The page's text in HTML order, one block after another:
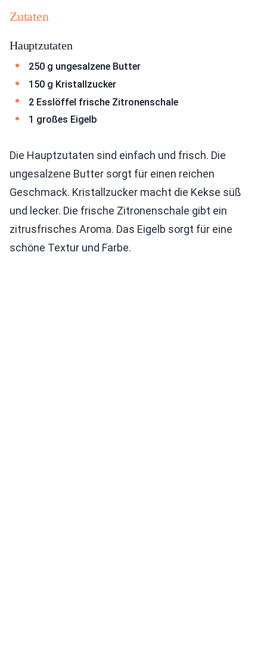
Zutaten
Hauptzutaten
250 g ungesalzene Butter
150 g Kristallzucker
2 Esslöffel frische Zitronenschale
1 großes Eigelb
Die Hauptzutaten sind einfach und frisch. Die
ungesalzene Butter sorgt für einen reichen
Geschmack. Kristallzucker macht die Kekse süß
und lecker. Die frische Zitronenschale gibt ein
zitrusfrisches Aroma. Das Eigelb sorgt für eine
schöne Textur und Farbe.